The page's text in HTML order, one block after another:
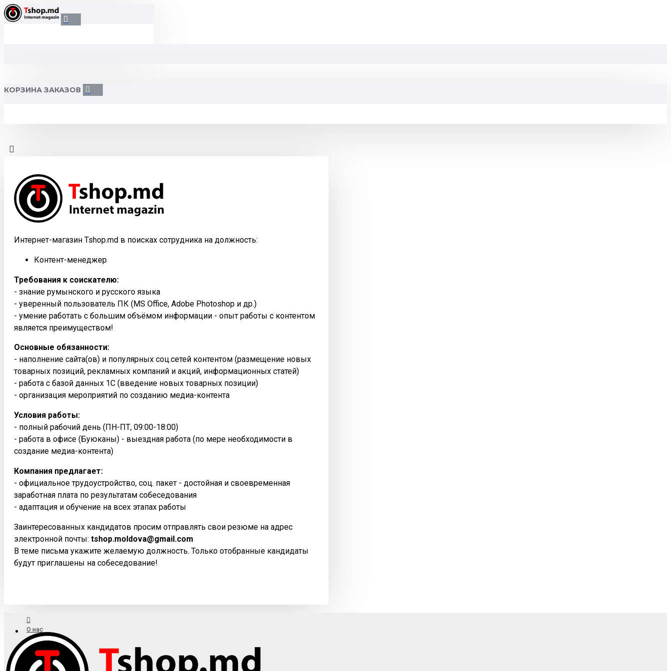
КОРЗИНА ЗАКАЗОВ
Интернет-магазин Tshop.md в поисках сотрудника на должность:
Контент-менеджер
Требования к соискателю:
- знание румынского и русского языка
- уверенный пользователь ПК (MS Office, Adobe Photoshop и др.)
- умение работать с большим объёмом информации - опыт работы с контентом
является преимуществом!
Основные обязанности:
- наполнение сайта(ов) и популярных соц.сетей контентом (размещение новых
товарных позиций, рекламных компаний и акций, информационных статей)
- работа с базой данных 1С (введение новых товарных позиции)
- организация мероприятий по созданию медиа-контента
Условия работы:
- полный рабочий день (ПН-ПТ, 09:00-18:00)
- работа в офисе (Буюканы) - выездная работа (по мере необходимости в
создание медиа-контента)
Компания предлагает:
- официальное трудоустройство, соц. пакет - достойная и своевременная
заработная плата по результатам собеседования
- адаптация и обучение на всех этапах работы
Заинтересованных кандидатов просим отправлять свои резюме на адрес
электронной почты: tshop.moldova@gmail.com
В теме письма укажите желаемую должность. Только отобранные кандидаты
будут приглашены на собеседование!
О нас
Доставка